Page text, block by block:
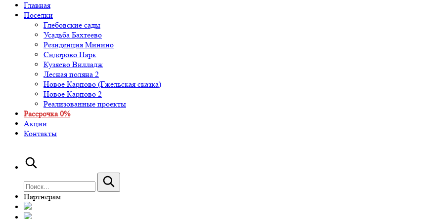
Главная
Поселки
Глебовские сады
Усадьба Бахтеево
Резиденция Минино
Сидорово Парк
Кузяево Вилладж
Лесная поляна 2
Новое Карпово (Гжельская сказка)
Новое Карпово 2
Реализованные проекты
Рассрочка 0%
Акции
Контакты
Партнерам